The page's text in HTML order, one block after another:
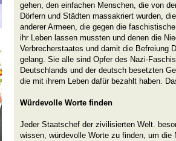
gehen, den einfachen Menschen, die von
Dörfern und Städten massakriert wurden,
anderer Armeen, die gegen die
ihr Leben lassen mussten und denen die
Verbrecherstaates und damit die Befreiung
gelang. Sie alle sind Opfer des Nazi-
Deutschlands und der deutsch besetzten
die mit ihrem Leben dafür bezahlt haben.
Würdevolle Worte finden
Jeder Staatschef der zivilisierten Welt.
wissen, würdevolle Worte zu finden, um